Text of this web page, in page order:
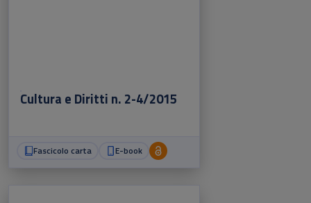
Cultura e Diritti n. 2-4/2015
Fascicolo carta E-book